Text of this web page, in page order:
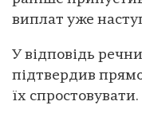
виплат уже
У відповідь
підтвердив
їх спростовувати.